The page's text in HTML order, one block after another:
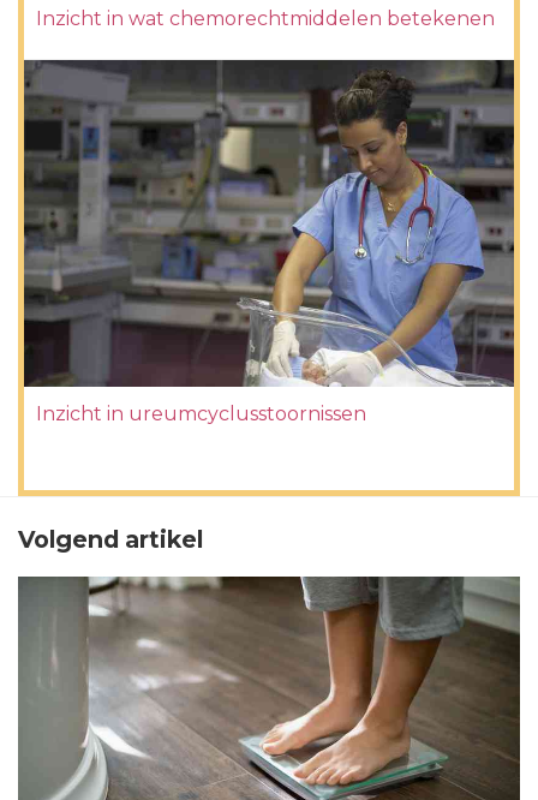
Inzicht in wat chemorechtmiddelen betekenen
Inzicht in ureumcyclusstoornissen
Volgend artikel